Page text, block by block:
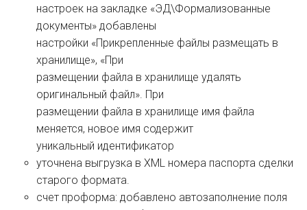
настроек на закладке «ЭД\Формализованные
документы» добавлены
настройки «Прикрепленные файлы размещать в
хранилище», «При
размещении файла в хранилище удалять
оригинальный файл». При
размещении файла в хранилище имя файла
меняется, новое имя содержит
уникальный идентификатор
уточнена выгрузка в XML номера паспорта сделки
старого формата.
счет проформа: добавлено автозаполнение поля